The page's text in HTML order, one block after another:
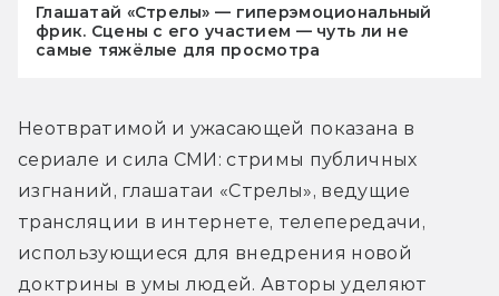
Глашатай «Стрелы» — гиперэмоциональный
фрик. Сцены с его участием — чуть ли не
самые тяжёлые для просмотра
Неотвратимой и ужасающей показана в
сериале и сила СМИ: стримы публичных
изгнаний, глашатаи «Стрелы», ведущие
трансляции в интернете, телепередачи,
использующиеся для внедрения новой
доктрины в умы людей. Авторы уделяют